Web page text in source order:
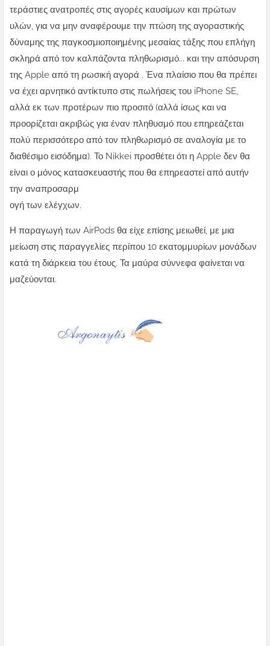
τεράστιες ανατροπές στις αγορές καυσίμων και πρώτων
υλών, για να μην αναφέρουμε την πτώση της αγοραστικής
δύναμης της παγκοσμιοποιημένης μεσαίας τάξης που επλήγη
σκληρά από τον καλπάζοντα πληθωρισμό... και την απόσυρση
της Apple από τη ρωσική αγορά . Ένα πλαίσιο που θα πρέπει
να έχει αρνητικό αντίκτυπο στις πωλήσεις του iPhone SE,
αλλά εκ των προτέρων πιο προσιτό (αλλά ίσως και να
προορίζεται ακριβώς για έναν πληθυσμό που επηρεάζεται
πολύ περισσότερο από τον πληθωρισμό σε αναλογία με το
διαθέσιμο εισόδημα). Το Nikkei προσθέτει ότι η Apple δεν θα
είναι ο μόνος κατασκευαστής που θα επηρεαστεί από αυτήν
την αναπροσαρμ
ογή των ελέγχων.
Η παραγωγή των AirPods θα είχε επίσης μειωθεί, με μια
μείωση στις παραγγελίες περίπου 10 εκατομμυρίων μονάδων
κατά τη διάρκεια του έτους. Τα μαύρα σύννεφα φαίνεται να
μαζεύονται.